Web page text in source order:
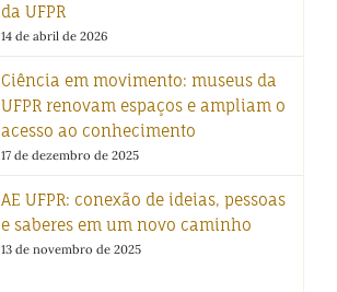
da UFPR
14 de abril de 2026
Ciência em movimento: museus da
UFPR renovam espaços e ampliam o
acesso ao conhecimento
17 de dezembro de 2025
AE UFPR: conexão de ideias, pessoas
e saberes em um novo caminho
13 de novembro de 2025